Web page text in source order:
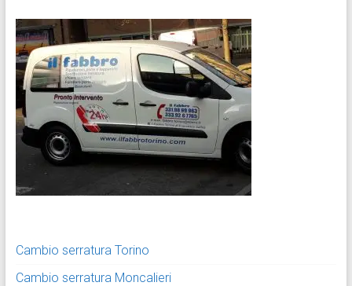
Cambio serratura Torino
Cambio serratura Moncalieri